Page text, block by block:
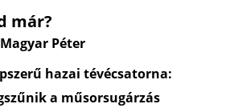
már?
Péter
hazai tévécsatorna:
a műsorsugárzás